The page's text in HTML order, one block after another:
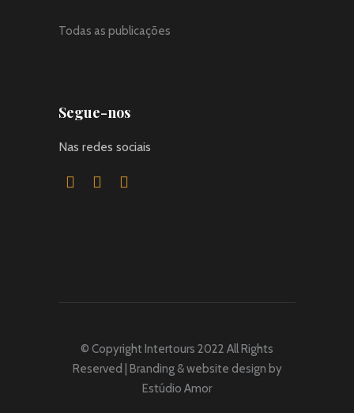
Todas as publicações
Segue-nos
Nas redes sociais
© Copyright Intertours 2022 All Rights
Reserved | Branding & website design by
Estúdio Amor